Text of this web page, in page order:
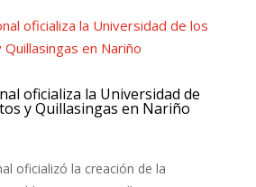
oficializa la Universidad de
y Quillasingas en Nariño
oficializó la creación de la